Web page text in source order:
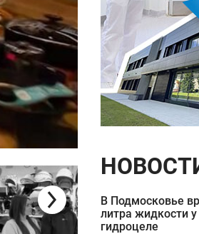
В Подмосковье
литра жидкости
гидроцеле